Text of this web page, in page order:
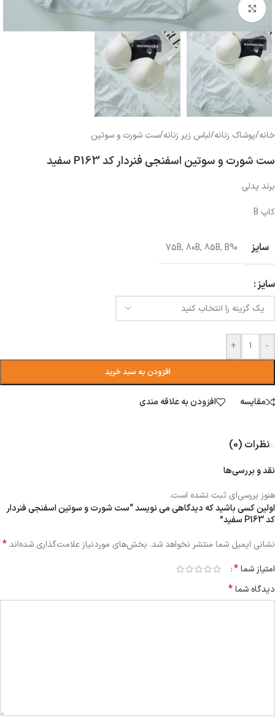
بزرگنمایی تصویر
خانه/پوشاک زنانه/لباس زیر زنانه/ست شورت و سوتین
ست شورت و سوتین اسفنجی فنردار کد P163 سفید
برند پدلی
کاپ B
سایز 75B, 80B, 85B, B90
سایز
-
+
افزودن به سبد خرید
مقایسه افزودن به علاقه مندی
نظرات (0)
نقد و بررسی‌ها
هنوز بررسی‌ای ثبت نشده است.
اولین کسی باشید که دیدگاهی می نویسد “ست شورت و سوتین اسفنجی فنردار
کد P163 سفید”
نشانی ایمیل شما منتشر نخواهد شد. بخش‌های موردنیاز علامت‌گذاری شده‌اند*
امتیاز شما*
دیدگاه شما*